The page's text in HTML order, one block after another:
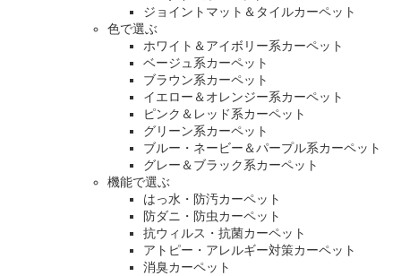
ジョイントマット＆タイルカーペット
色で選ぶ
ホワイト＆アイボリー系カーペット
ベージュ系カーペット
ブラウン系カーペット
イエロー＆オレンジー系カーペット
ピンク＆レッド系カーペット
グリーン系カーペット
ブルー・ネービー＆パープル系カーペット
グレー＆ブラック系カーペット
機能で選ぶ
はっ水・防汚カーペット
防ダニ・防虫カーペット
抗ウィルス・抗菌カーペット
アトピー・アレルギー対策カーペット
消臭カーペット